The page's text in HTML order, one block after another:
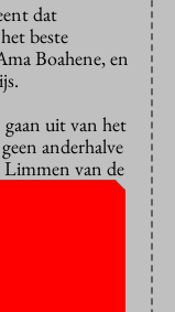
dat
beste
Boahene, en
uit van het
anderhalve
van de
om op
te gaan.”
nieuws dat